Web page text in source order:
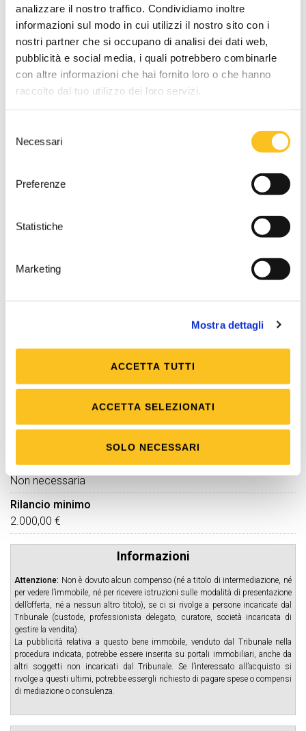
analizzare il nostro traffico. Condividiamo inoltre
informazioni sul modo in cui utilizzi il nostro sito con i
nostri partner che si occupano di analisi dei dati web,
pubblicità e social media, i quali potrebbero combinarle
con altre informazioni che hai fornito loro o che hanno
raccolto dal tuo utilizzo dei loro servizi.
delNecessari
Preferenze
Statistiche
Marketing
Mostra dettagli
ACCETTA TUTTI
ACCETTA SELEZIONATI
SOLO NECESSARI
N° 5 Anno 2023
Numero lotto
17
Referente vendita
Tipo di vendita
Termine presentazione offerte
Udienza
10% del prezzo offerto da versare mediante
IT05O0326814300052171922340 intestato a
Tribunale di Livorno presso Banca Sella con causale:
"Versamento cauzione"
Firma digitale
Non necessaria
Rilancio minimo
2.000,00 €
Informazioni
Attenzione: Non è dovuto alcun compenso (né a titolo di intermediazione, né
per vedere l’immobile, né per ricevere istruzioni sulle modalità di presentazione
dell’offerta, né a nessun altro titolo), se ci si rivolge a persone incaricate dal
Tribunale (custode, professionista delegato, curatore, società incaricata di
gestire la vendita).
La pubblicità relativa a questo bene immobile, venduto dal Tribunale nella
procedura indicata, potrebbe essere inserita su portali immobiliari, anche da
altri soggetti non incaricati dal Tribunale. Se l’interessato all’acquisto si
rivolge a questi ultimi, potrebbe essergli richiesto di pagare spese o compensi
di mediazione o consulenza.